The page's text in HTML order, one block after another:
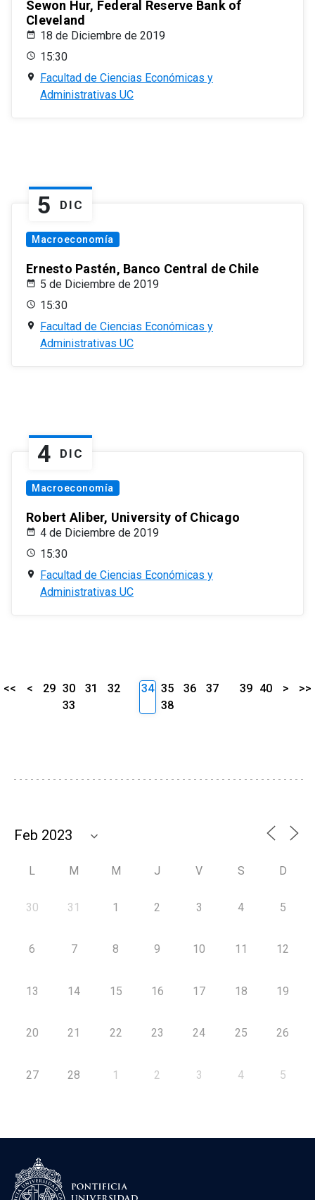
Sewon Hur, Federal Reserve Bank of
Cleveland
18 de Diciembre de 2019
15:30
Facultad de Ciencias Económicas y
Administrativas UC
5 DIC
Macroeconomía
Ernesto Pastén, Banco Central de Chile
5 de Diciembre de 2019
15:30
Facultad de Ciencias Económicas y
Administrativas UC
4 DIC
Macroeconomía
Robert Aliber, University of Chicago
4 de Diciembre de 2019
15:30
Facultad de Ciencias Económicas y
Administrativas UC
<< < 29 30 31
32
33
34 35 36
37
38
39 40 > >>
L M M J V S D
30 31 1 2 3 4 5
6 7 8 9 10 11 12
13 14 15 16 17 18 19
20 21 22 23 24 25 26
27 28 1 2 3 4 5